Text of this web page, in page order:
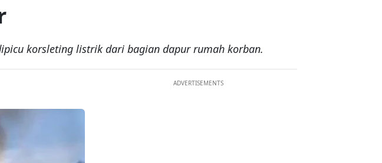
korsleting listrik dari bagian dapur rumah korban.
ADVERTISEMENTS